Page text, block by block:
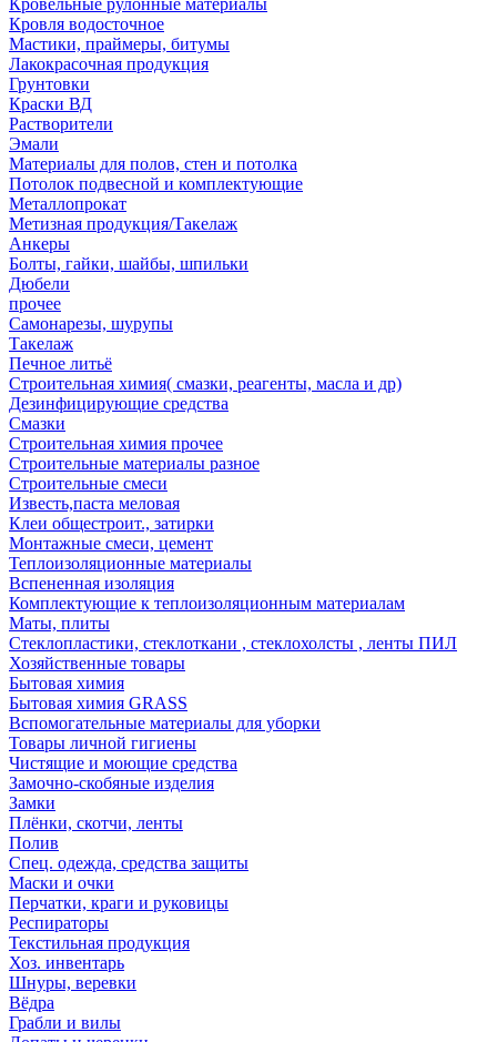
Кровельные рулонные материалы
Кровля водосточное
Мастики, праймеры, битумы
Лакокрасочная продукция
Грунтовки
Краски ВД
Растворители
Эмали
Материалы для полов, стен и потолка
Потолок подвесной и комплектующие
Металлопрокат
Метизная продукция/Такелаж
Анкеры
Болты, гайки, шайбы, шпильки
Дюбели
прочее
Самонарезы, шурупы
Такелаж
Печное литьё
Строительная химия( смазки, реагенты, масла и др)
Дезинфицирующие средства
Смазки
Строительная химия прочее
Строительные материалы разное
Строительные смеси
Известь,паста меловая
Клеи общестроит., затирки
Монтажные смеси, цемент
Теплоизоляционные материалы
Вспененная изоляция
Комплектующие к теплоизоляционным материалам
Маты, плиты
Стеклопластики, стеклоткани , стеклохолсты , ленты ПИЛ
Хозяйственные товары
Бытовая химия
Бытовая химия GRASS
Вспомогательные материалы для уборки
Товары личной гигиены
Чистящие и моющие средства
Замочно-скобяные изделия
Замки
Плёнки, скотчи, ленты
Полив
Спец. одежда, средства защиты
Маски и очки
Перчатки, краги и руковицы
Респираторы
Текстильная продукция
Хоз. инвентарь
Шнуры, веревки
Вёдра
Грабли и вилы